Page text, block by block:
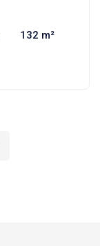
132 m²